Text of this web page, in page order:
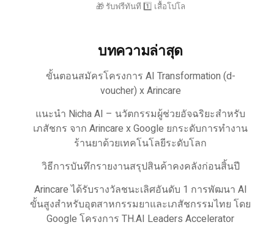
🎁 รับฟรีทันที 1️⃣ เสื้อโปโล
บทความล่าสุด
ขั้นตอนสมัครโครงการ AI Transformation (d-
voucher) x Arincare
แนะนำ Nicha AI – นวัตกรรมผู้ช่วยอัจฉริยะสำหรับ
เภสัชกร จาก Arincare x Google ยกระดับการทำงาน
ร้านยาด้วยเทคโนโลยีระดับโลก
วิธีการบันทึกรายงานสรุปสินค้าคงคลังก่อนสิ้นปี
Arincare ได้รับรางวัลชนะเลิศอันดับ 1 การพัฒนา AI
ขั้นสูงสำหรับอุตสาหกรรมยาและเภสัชกรรมไทย โดย
Google โครงการ TH.AI Leaders Accelerator